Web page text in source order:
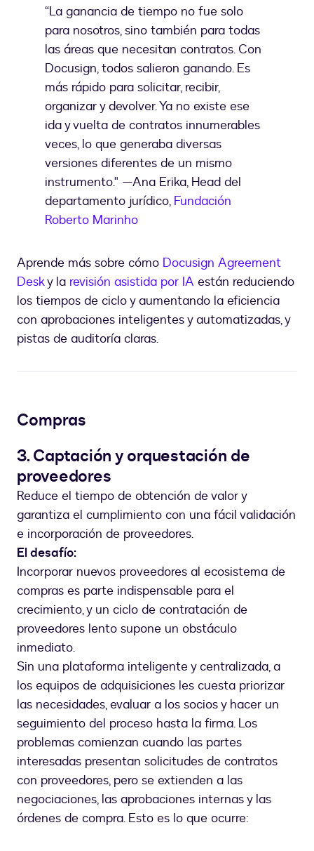
“La ganancia de tiempo no fue solo
para nosotros, sino también para todas
las áreas que necesitan contratos. Con
Docusign, todos salieron ganando. Es
más rápido para solicitar, recibir,
organizar y devolver. Ya no existe ese
ida y vuelta de contratos innumerables
veces, lo que generaba diversas
versiones diferentes de un mismo
instrumento." —Ana Erika, Head del
departamento jurídico, Fundación
Roberto Marinho
Aprende más sobre cómo Docusign Agreement
Desky la revisión asistida por IA están reduciendo
los tiempos de ciclo y aumentando la eficiencia
con aprobaciones inteligentes y automatizadas, y
pistas de auditoría claras.
Compras
3. Captación y orquestación de
proveedores
Reduce el tiempo de obtención de valor y
garantiza el cumplimiento con una fácil validación
e incorporación de proveedores.
El desafío:
Incorporar nuevos proveedores al ecosistema de
compras es parte indispensable para el
crecimiento, y un ciclo de contratación de
proveedores lento supone un obstáculo
inmediato.
Sin una plataforma inteligente y centralizada, a
los equipos de adquisiciones les cuesta priorizar
las necesidades, evaluar a los socios y hacer un
seguimiento del proceso hasta la firma. Los
problemas comienzan cuando las partes
interesadas presentan solicitudes de contratos
con proveedores, pero se extienden a las
negociaciones, las aprobaciones internas y las
órdenes de compra. Esto es lo que ocurre: